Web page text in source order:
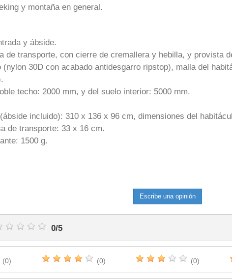
y montaña en general.
y ábside.
de transporte, con cierre de cremallera y hebilla, y provista
(nylon 30D con acabado antidesgarro ripstop), malla del
techo: 2000 mm, y del suelo interior: 5000 mm.
incluido): 310 x 136 x 96 cm, dimensiones del
de transporte: 33 x 16 cm.
1500 g.
Escribe una opinión
0/5
(0) (0) (0)